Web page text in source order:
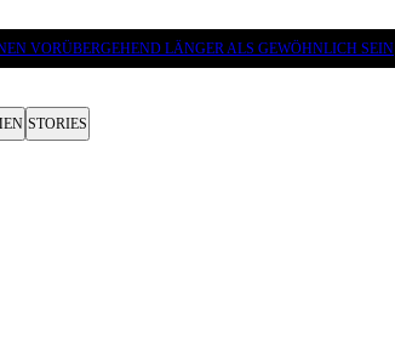
VORÜBERGEHEND LÄNGER ALS GEWÖHNLICH SEIN
STORIES